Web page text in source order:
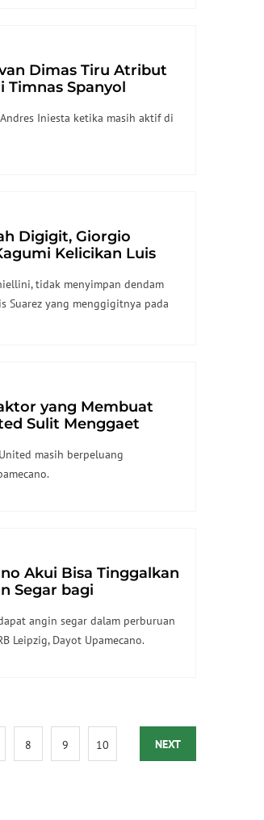
Dimas Tiru Atribut
Timnas Spanyol
Iniesta ketika masih aktif di
Digigit, Giorgio
Kelicikan Luis
tidak menyimpan dendam
Suarez yang menggigitnya pada
yang Membuat
Sulit Menggaet
masih berpeluang
Akui Bisa Tinggalkan
Segar bagi
angin segar dalam perburuan
Leipzig, Dayot Upamecano.
8 9 10 NEXT